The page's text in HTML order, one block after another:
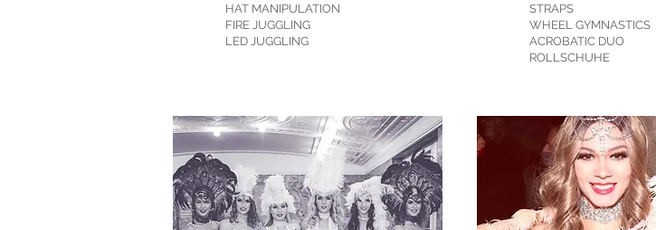
HAT MANIPULATION
FIRE JUGGLING
LED JUGGLING
STRAPS
WHEEL GYMNASTICS
ACROBATIC DUO
ROLLSCHUHE